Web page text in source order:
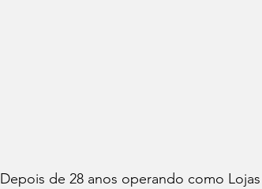
Depois de 28 anos operando como